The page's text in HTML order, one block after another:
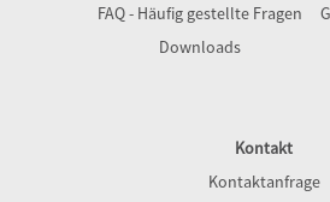
FAQ - Häufig gestellte Fragen
Downloads
Kontakt
Kontaktanfrage